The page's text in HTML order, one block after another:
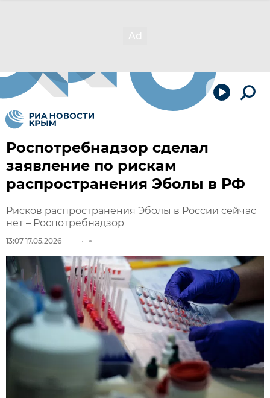
Роспотребнадзор сделал
заявление по рискам
распространения Эболы в РФ
Рисков распространения Эболы в России сейчас
нет – Роспотребнадзор
13:07 17.05.2026